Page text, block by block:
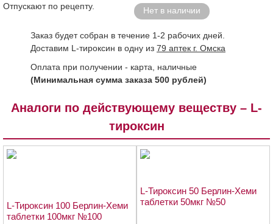
Отпускают по рецепту. Нет в наличии
Заказ будет собран в течение 1-2 рабочих дней.
Доставим L-тироксин в одну из 79 аптек г. Омска
Оплата при получении - карта, наличные
(Минимальная сумма заказа 500 рублей)
Аналоги по действующему веществу – L-
тироксин
L-Тироксин 100 Берлин-Хеми
таблетки 100мкг №100
L-Тироксин 50 Берлин-Хеми
таблетки 50мкг №50